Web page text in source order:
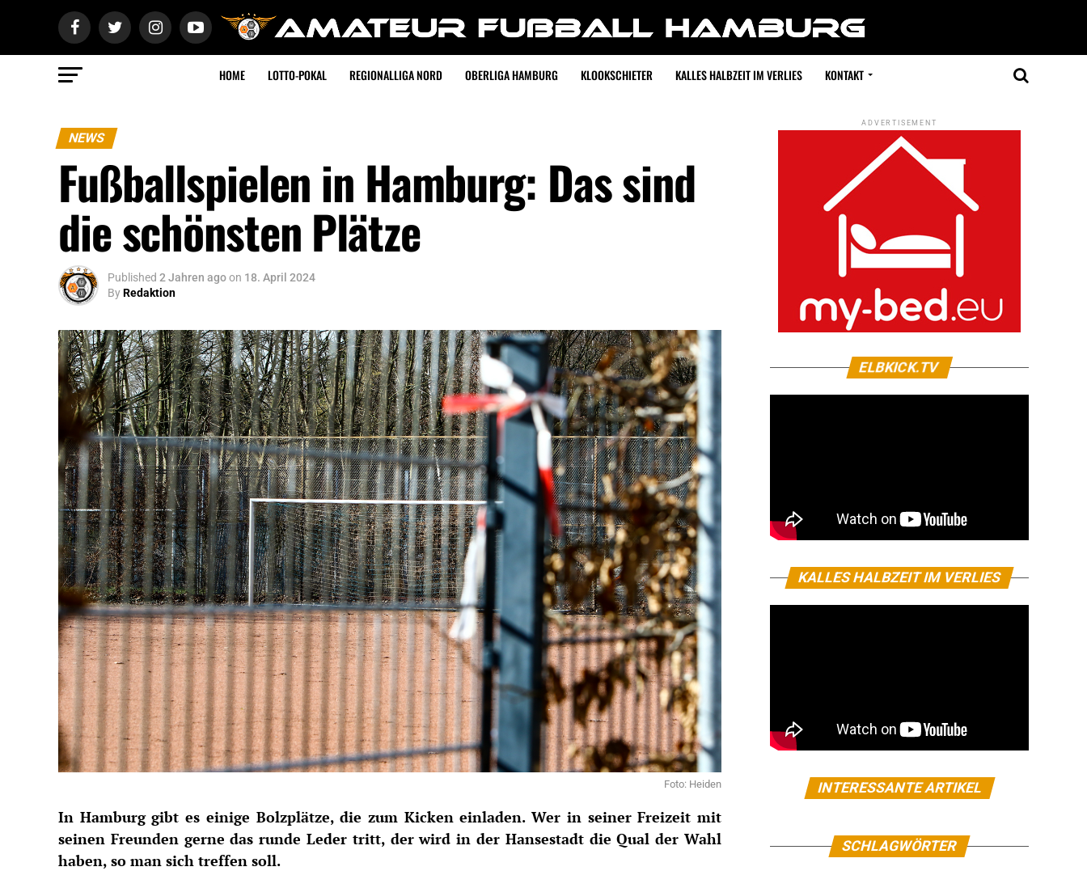
HOME LOTTO-POKAL REGIONALLIGA NORD OBERLIGA HAMBURG KLOOKSCHIETER KALLES HALBZEIT IM VERLIES KONTAKT
NEWS
Fußballspielen in Hamburg: Das sind
die schönsten Plätze
Published 2 Jahren agoon 18. April 2024
ByRedaktion
Foto: Heiden
In Hamburg gibt es einige Bolzplätze, die zum Kicken einladen. Wer in seiner Freizeit mit
seinen Freunden gerne das runde Leder tritt, der wird in der Hansestadt die Qual der Wahl
haben, so man sich treffen soll.
ADVERTISEMENT
ELBKICK.TV
KALLES HALBZEIT IM VERLIES
INTERESSANTE ARTIKEL
SCHLAGWÖRTER